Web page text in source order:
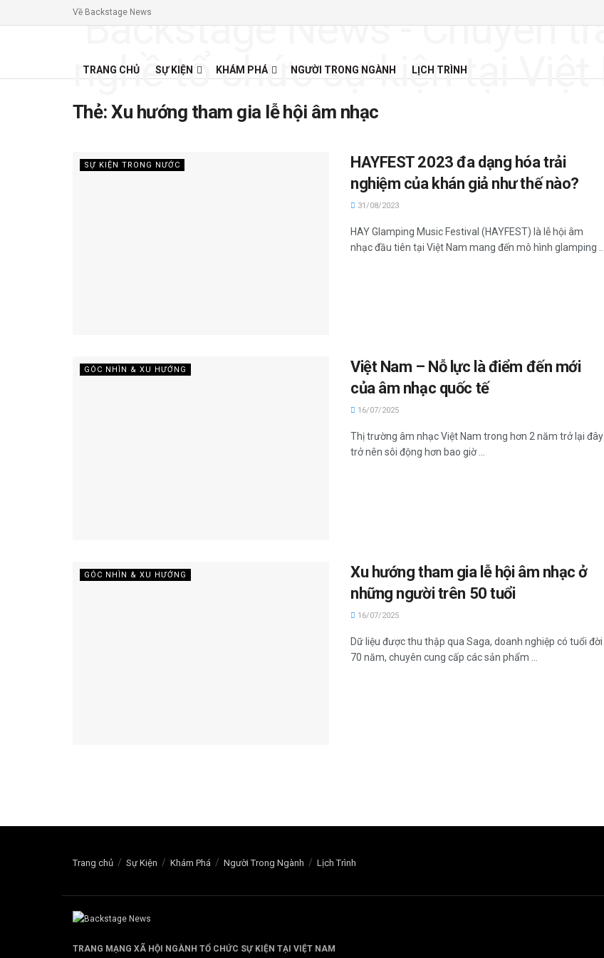
Về Backstage News
TRANG CHỦ SỰ KIỆN KHÁM PHÁ NGƯỜI TRONG NGÀNH LỊCH TRÌNH
Thẻ:Xu hướng tham gia lễ hội âm nhạc
SỰ KIỆN TRONG NƯỚC
HAYFEST 2023 đa dạng hóa trải
nghiệm của khán giả như thế nào?
31/08/2023
HAY Glamping Music Festival (HAYFEST) là lễ hội âm
nhạc đầu tiên tại Việt Nam mang đến mô hình glamping ...
GÓC NHÌN & XU HƯỚNG
Việt Nam – Nỗ lực là điểm đến mới
của âm nhạc quốc tế
16/07/2025
Thị trường âm nhạc Việt Nam trong hơn 2 năm trở lại đây
trở nên sôi động hơn bao giờ ...
GÓC NHÌN & XU HƯỚNG
Xu hướng tham gia lễ hội âm nhạc ở
những người trên 50 tuổi
16/07/2025
Dữ liệu được thu thập qua Saga, doanh nghiệp có tuổi đời
70 năm, chuyên cung cấp các sản phẩm ...
Trang chủ Sự Kiện Khám Phá Người Trong Ngành Lịch Trình
TRANG MẠNG XÃ HỘI NGÀNH TỔ CHỨC SỰ KIỆN TẠI VIỆT NAM